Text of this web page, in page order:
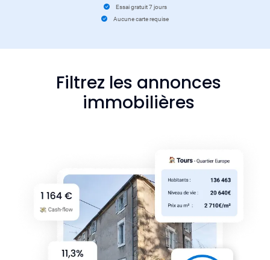
Essai gratuit 7 jours
Aucune carte requise
Filtrez les annonces
immobilières